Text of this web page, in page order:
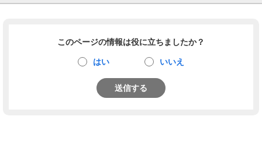
このページの情報は役に立ちましたか？
はい いいえ
送信する